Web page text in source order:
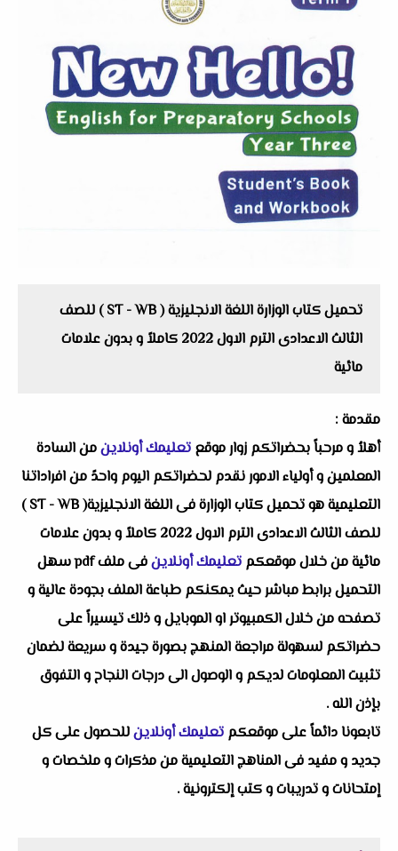
تحميل كتاب الوزارة اللغة الانجليزية ( ST - WB ) للصف
الثالث الاعدادى الترم الاول 2022 كاملاً و بدون علامات
مائية
مقدمة :
أهلاُ و مرحباً بحضراتكم زوار موقع تعليمك أونلاينمن السادة
المعلمين و أولياء الامور نقدم لحضراتكم اليوم واحدً من افراداتنا
التعليمية هو تحميل كتاب الوزارة فى اللغة الانجليزية( ST - WB )
للصف الثالث الاعدادى الترم الاول 2022 كاملاً و بدون علامات
مائية من خلال موقعكم تعليمك أونلاين
فى ملف pdf سهل
التحميل برابط مباشر حيث يمكنكم طباعة الملف بجودة عالية و
تصفحه من خلال الكمبيوتر او الموبايل و ذلك تيسيراً على
حضراتكم لسهولة مراجعة المنهج بصورة جيدة و سريعة لضمان
تثبيت المعلومات لديكم و الوصول الى درجات النجاح و التفوق
بإذن الله .
تابعونا دائماً على موقعكم تعليمك أونلاينللحصول على كل
جديد و مفيد فى المناهج التعليمية من مذكرات و ملخصات و
إمتحانات و تدريبات و كتب إلكترونية .